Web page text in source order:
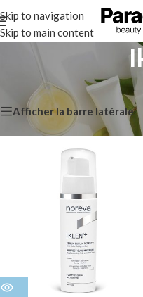
Skip to navigation
Skip to main content
Iklen
Afficher la barre latérale